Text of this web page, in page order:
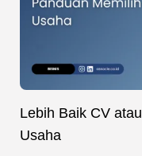
Lebih Baik CV
Usaha